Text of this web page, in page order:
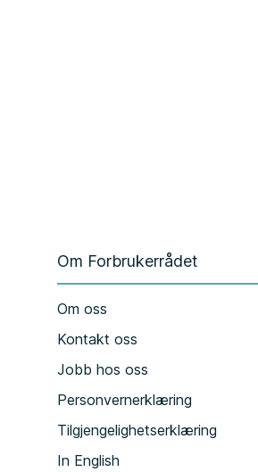
Om Forbrukerrådet
Om oss
Kontakt oss
Jobb hos oss
Personvernerklæring
Tilgjengelighetserklæring
In English